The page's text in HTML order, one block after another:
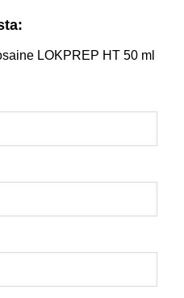
LOKPREP HT 50 ml